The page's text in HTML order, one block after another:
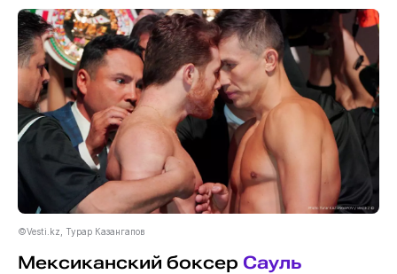
©Vesti.kz, Турар Казангапов
Мексиканский боксер Сауль